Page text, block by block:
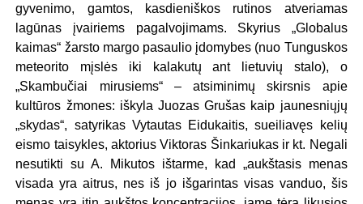
gyvenimo, gamtos, kasdieniškos rutinos atveriamas
lagūnas įvairiems pagalvojimams. Skyrius „Globalus
kaimas“ žarsto margo pasaulio įdomybes (nuo Tunguskos
meteorito mįslės iki kalakutų ant lietuvių stalo), o
„Skambučiai mirusiems“ – atsiminimų skirsnis apie
kultūros žmones: iškyla Juozas Grušas kaip jaunesniųjų
„skydas“, satyrikas Vytautas Eidukaitis, sueiliavęs kelių
eismo taisykles, aktorius Viktoras Šinkariukas ir kt. Negali
nesutikti su A. Mikutos ištarme, kad „aukštasis menas
visada yra aitrus, nes iš jo išgarintas visas vanduo, šis